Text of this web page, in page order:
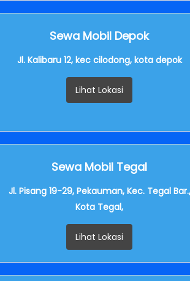
Sewa Mobil Depok
Jl. Kalibaru 12, kec cilodong, kota depok
Lihat Lokasi
Sewa Mobil Tegal
Jl. Pisang 19-29, Pekauman, Kec. Tegal Bar.,
Kota Tegal,
Lihat Lokasi